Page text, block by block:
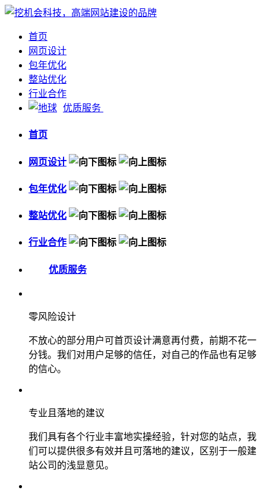
首页
网页设计
包年优化
整站优化
行业合作
优质服务
首页
网页设计
包年优化
整站优化
行业合作
优质服务
零风险设计
不放心的部分用户可首页设计满意再付费，前期不花一
分钱。我们对用户足够的信任，对自己的作品也有足够
的信心。
专业且落地的建议
我们具有各个行业丰富地实操经验，针对您的站点，我
们可以提供很多有效并且可落地的建议，区别于一般建
站公司的浅显意见。